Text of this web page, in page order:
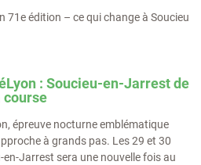
71e édition – ce qui change à Soucieu
: Soucieu-en-Jarrest de
course
épreuve nocturne emblématique
à grands pas. Les 29 et 30
Jarrest sera une nouvelle fois au